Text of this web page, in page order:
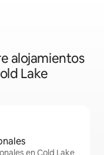
alojamientos
Lake
en Cold Lake